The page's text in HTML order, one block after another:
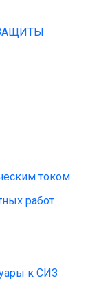
током
работ
к СИЗ